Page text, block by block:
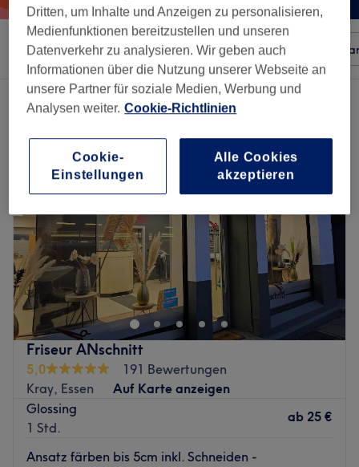
Sortieren nach Beliebiger Preis Besonderheiten
damen - coloration in Stadtbezirk VII, Essen
Friseur ANschnitt
5,0
191 Bewertungen
Kray, Essen
Auf Karte anzeigen
Glossing
1 Std.
ab 25 €
Ansatz färben bis 5cm inkl. Schneiden -
Dritten, um Inhalte und Anzeigen zu personalisieren,
Medienfunktionen bereitzustellen und unseren
Datenverkehr zu analysieren. Wir geben auch
Informationen über die Nutzung unserer Webseite an
unsere Partner für soziale Medien, Werbung und
Analysen weiter. Cookie-Richtlinien
Cookie-
Einstellungen
Alle Cookies
akzeptieren